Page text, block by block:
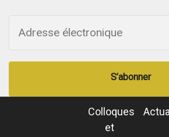
S’abonner
Colloques
et